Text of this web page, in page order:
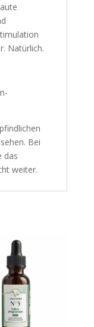
Natürlich.
Bei
das
weiter.